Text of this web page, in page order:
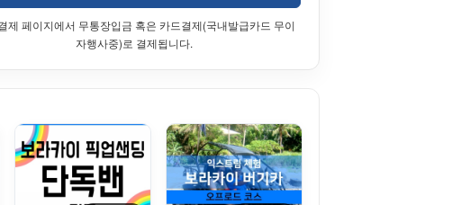
제 페이지에서 무통장입금 혹은 카드결제(국내발급카드 무이
자행사중)로 결제됩니다.